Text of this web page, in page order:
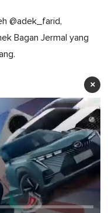
@adek_farid,
Bagan Jermal yang
×